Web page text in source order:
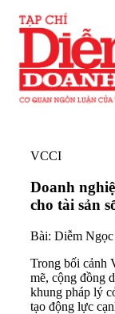
VCCI
Doanh
cho tài sản
Bài: Diễm
Trong bối cảnh
mẽ, cộng đồng
khung pháp lý
tạo động lực